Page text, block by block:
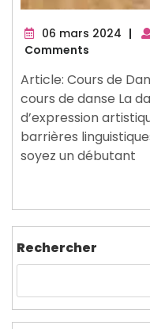
06 mars 2024 06
|
Comments
Article: Cours de
cours de danse La
d’expression
barrières
soyez un débutant
Rechercher